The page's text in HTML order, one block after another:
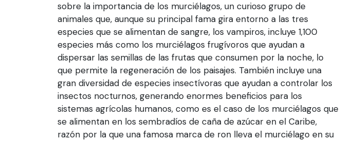
sobre la importancia de los murciélagos, un curioso grupo de
animales que, aunque su principal fama gira entorno a las tres
especies que se alimentan de sangre, los vampiros, incluye 1,100
especies más como los murciélagos frugívoros que ayudan a
dispersar las semillas de las frutas que consumen por la noche, lo
que permite la regeneración de los paisajes. También incluye una
gran diversidad de especies insectívoras que ayudan a controlar los
insectos nocturnos, generando enormes beneficios para los
sistemas agrícolas humanos, como es el caso de los murciélagos que
se alimentan en los sembradíos de caña de azúcar en el Caribe,
razón por la que una famosa marca de ron lleva el murciélago en su